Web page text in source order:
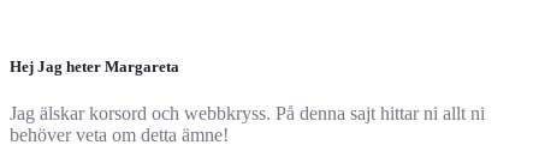
Hej Jag heter Margareta
Jag älskar korsord och webbkryss. På denna sajt hittar ni allt ni
behöver veta om detta ämne!